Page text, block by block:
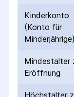
Kinderkonto
(Konto für
Minderjährige)
Mindestalter
Eröffnung
Höchstalter